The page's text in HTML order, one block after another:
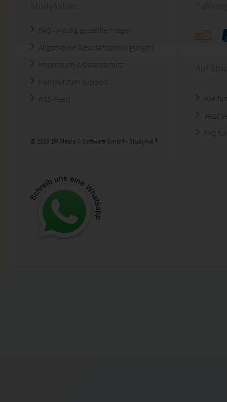
FAQ - Häufig gestellte Fragen
Allgemeine Geschäftsbedingungen
Impressum & Datenschutz
Kontakt zum Support
RSS-Feed
© 2026 1M Media & Software GmbH - StudyAid ®
Wie
Jetzt
FAQ